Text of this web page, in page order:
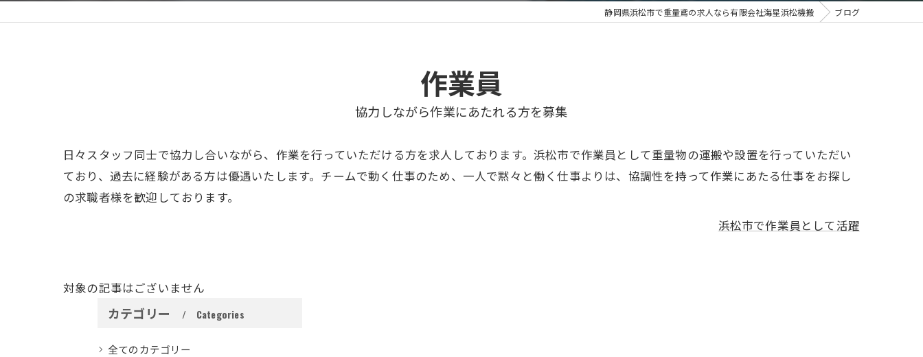
静岡県浜松市で重量鳶の求人なら有限会社海星浜松機搬 ブログ
作業員
協力しながら作業にあたれる方を募集
日々スタッフ同士で協力し合いながら、作業を行っていただける方を求人しております。浜松市で作業員として重量物の運搬や設置を行っていただい
ており、過去に経験がある方は優遇いたします。チームで動く仕事のため、一人で黙々と働く仕事よりは、協調性を持って作業にあたる仕事をお探し
の求職者様を歓迎しております。
浜松市で作業員として活躍
対象の記事はございません
カテゴリー Categories
全てのカテゴリー